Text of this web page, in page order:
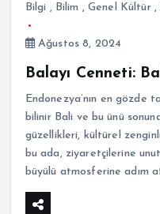
Bilgi , Bilim , Genel Kültür,
Ağustos 8, 2024
Balayı Cenneti:
Endonezya’nın en gözde
bilinir Bali ve bu ünü
güzellikleri, kültürel
bu ada, ziyaretçilerine
büyülü atmosferine adım